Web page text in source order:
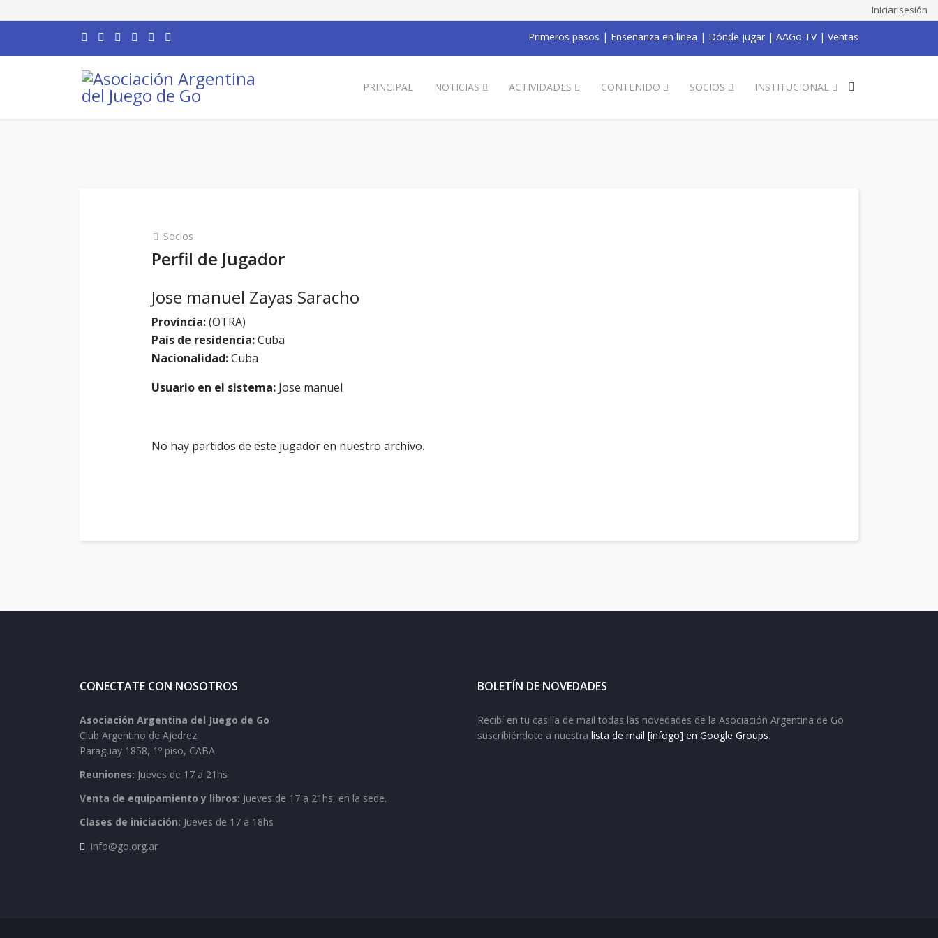
Iniciar sesión
Primeros pasos | Enseñanza en línea | Dónde jugar | AAGo TV| Ventas
PRINCIPAL NOTICIAS ACTIVIDADES CONTENIDO SOCIOS INSTITUCIONAL
Socios
Perfil de Jugador
Jose manuel Zayas Saracho
Provincia:(OTRA)
País de residencia:Cuba
Nacionalidad:Cuba
Usuario en el sistema: Jose manuel
No hay partidos de este jugador en nuestro archivo.
CONECTATE CON NOSOTROS
Asociación Argentina del Juego de Go
Club Argentino de Ajedrez
Paraguay 1858, 1º piso, CABA
Reuniones: Jueves de 17 a 21hs
Venta de equipamiento y libros: Jueves de 17 a 21hs, en la sede.
Clases de iniciación: Jueves de 17 a 18hs
info@go.org.ar
BOLETÍN DE NOVEDADES
Recibí en tu casilla de mail todas las novedades de la Asociación Argentina de Go
suscribiéndote a nuestra lista de mail [infogo] en Google Groups.